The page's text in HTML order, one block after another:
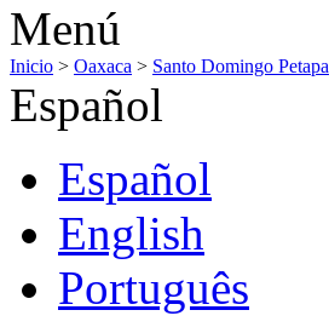
Menú
Inicio > Oaxaca > Santo Domingo Petapa
Español
Español
English
Português